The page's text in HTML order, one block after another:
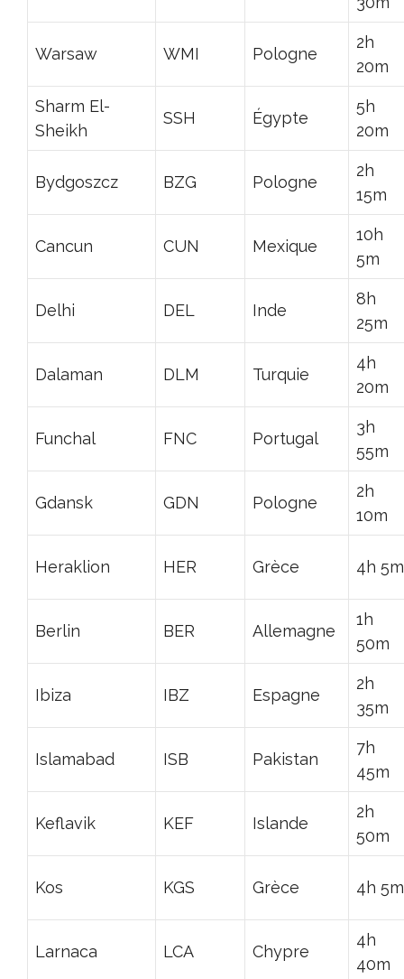
Warsaw WMI Pologne
2h
20m
Sharm El-
Sheikh
SSH Égypte
5h
20m
Bydgoszcz BZG Pologne
2h
15m
Cancun CUN Mexique
10h
5m
Delhi DEL Inde
8h
25m
Dalaman DLM Turquie
4h
20m
Funchal FNC Portugal
3h
55m
Gdansk GDN Pologne
2h
10m
Heraklion HER Grèce 4h 5m
Berlin BER Allemagne
1h
50m
Ibiza IBZ Espagne
2h
35m
Islamabad ISB Pakistan
7h
45m
Keflavik KEF Islande
2h
50m
Kos KGS Grèce 4h 5m
Larnaca LCA Chypre
4h
40m